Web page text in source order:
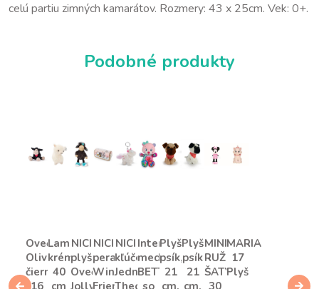
celú partiu zimných kamarátov. Rozmery: 43 x 25cm. Vek: 0+.
Podobné produkty
Ovečka
Olivia,
čierna,
16
Lama
krémová,
40
cm
NICI
plyš
Ovečka
Jolly
NICI
peračník
Winter
Friends
NICI
kľúčenka
Jednorožec
Theodor
Interaktívny
medvedík
BETTA
so
Plyšový
psík,
21
cm,
Plyšový
psík
21
cm,
MINNIE
RUŽOVÉ
ŠATY
30
MARIA
17
Plyš